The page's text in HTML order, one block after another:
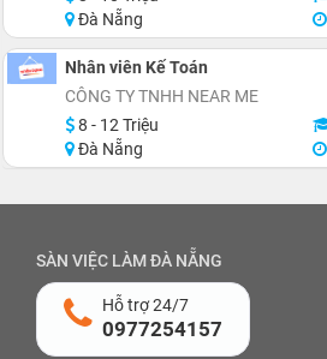
Đà Nẵng
Nhân viên Kế Toán
CÔNG TY TNHH NEAR ME
8 - 12 Triệu
Đà Nẵng
SÀN VIỆC LÀM ĐÀ NẴNG
Hỗ trợ 24/7
0977254157